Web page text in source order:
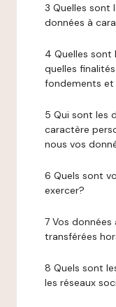
3 Quelles sont
données à
4 Quelles sont
quelles
fondements et
5 Qui sont les
caractère
nous vos
6 Quels sont
exercer?
7 Vos
transférées
8 Quels sont
les réseaux